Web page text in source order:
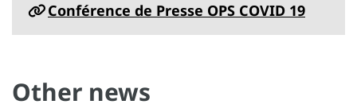
Conférence de Presse OPS COVID 19
Other news